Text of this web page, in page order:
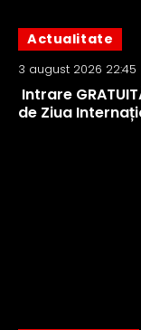
Actualitate
3 august 2026 22:45
Intrare
de Ziua